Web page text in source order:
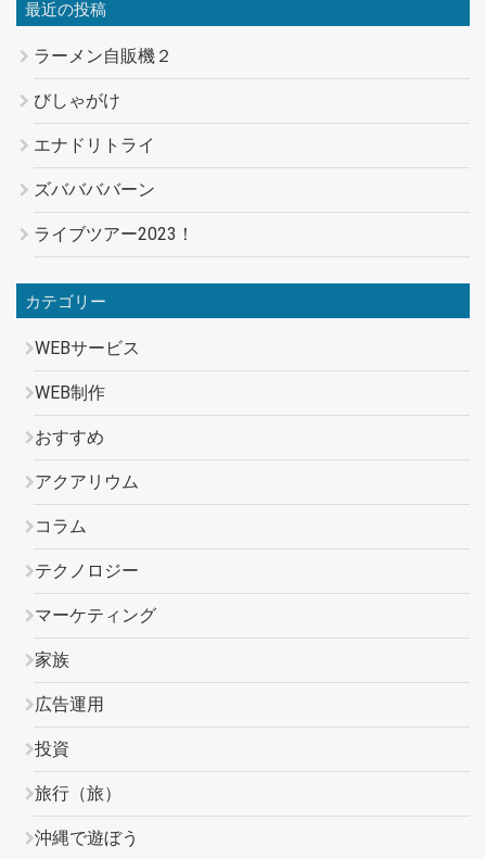
最近の投稿
ラーメン自販機２
びしゃがけ
エナドリトライ
ズババババーン
ライブツアー2023！
カテゴリー
WEBサービス
WEB制作
おすすめ
アクアリウム
コラム
テクノロジー
マーケティング
家族
広告運用
投資
旅行（旅）
沖縄で遊ぼう